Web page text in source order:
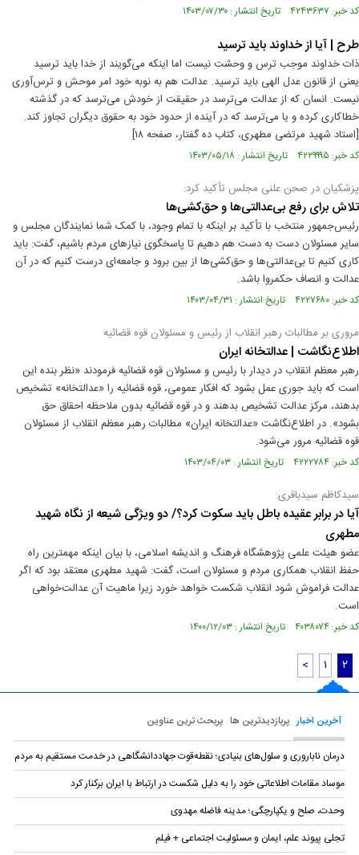
کد خبر: ۴۲۴۳۶۳۷ تاریخ انتشار : ۱۴۰۳/۰۷/۳۰
طرح | آیا از خداوند باید ترسید
ذات خداوند موجب‏ ترس و وحشت نیست اما اینكه می‌گویند از خدا باید ترسید
یعنی از قانون عدل الهی باید ترسید. عدالت هم به نوبه خود امر موحش و ترس‏‌آوری
نیست. انسان كه از عدالت می‌ترسد در حقیقت از خودش می‌ترسد كه در گذشته
خطاكاری كرده و یا می‌ترسد كه در آینده از حدود خود به حقوق دیگران تجاوز كند.
[استاد شهید مرتضی مطهری، کتاب ده گفتار، صفحه ۱۸]
کد خبر: ۴۲۲۹۹۹۵ تاریخ انتشار : ۱۴۰۳/۰۵/۱۸
پزشکیان در صحن علنی مجلس تأکید کرد:
تلاش برای رفع بی‌عدالتی‌ها و حق‌کشی‌ها
رئیس‌جمهور منتخب با تأکید بر اینکه با تمام وجود، با کمک شما نمایندگان مجلس و
سایر مسئولان دست به دست هم دهیم تا پاسخگوی نیازهای مردم باشیم، گفت: باید
کاری کنیم تا بی‌عدالتی‌ها و حق‌کشی‌ها از بین برود و جامعه‌ای درست کنیم که در آن
عدالت و انصاف حکمروا باشد.
کد خبر: ۴۲۲۷۶۸۰ تاریخ انتشار : ۱۴۰۳/۰۴/۳۱
مروری بر مطالبات رهبر انقلاب از رئیس و مسئولان قوه قضائیه
اطلاع‌نگاشت | عدالتخانه ایران
رهبر معظم انقلاب در دیدار با رئیس و مسئولان قوه قضائیه فرمودند «نظر بنده این
است که باید جوری عمل بشود که افکار عمومی، قوه‌ قضائیه را «عدالتخانه» تشخیص
بدهند، مرکز عدالت تشخیص بدهند و در قوه‌ قضائیه بدون ملاحظه احقاق حق
بشود». در اطلاع‌نگاشت «عدالتخانه ایران» مطالبات رهبر معظم انقلاب از مسئولان
قوه قضائیه مرور می‌شود.
کد خبر: ۴۲۲۲۷۸۴ تاریخ انتشار : ۱۴۰۳/۰۴/۰۳
سیدکاظم سیدباقری:
آیا در برابر عقیده باطل باید سکوت کرد؟/ دو ویژگی شیعه از نگاه شهید
مطهری
عضو هیئت علمی پژوهشگاه فرهنگ و اندیشه اسلامی، با بیان اینکه مهمترین راه
حفظ انقلاب همکاری مردم و مسئولان است، گفت: شهید مطهری معتقد بود که اگر
عدالت فراموش شود انقلاب شکست خواهد خورد زیرا ماهیت آن عدالت‌خواهی
است.
کد خبر: ۴۰۳۸۰۷۴ تاریخ انتشار : ۱۴۰۰/۱۲/۰۳
< ۱ ۲
آخرین اخبار پربازدیدترین ها پربحث ترین عناوین
درمان ناباروری و سلول‌های بنیادی؛ نقطه‌قوت جهاددانشگاهی در خدمت مستقیم به مردم
موساد مقامات اطلاعاتی خود را به دلیل شکست در ارتباط با ایران برکنار کرد
وحدت، صلح و یکپارچگی؛ مدینه فاضله مهدوی
تجلی پیوند علم، ایمان و مسئولیت اجتماعی + فیلم